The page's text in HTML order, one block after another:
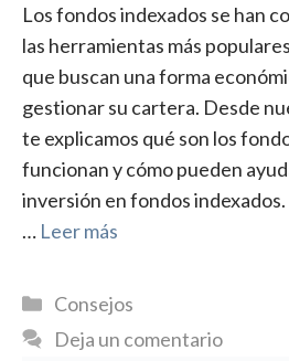
Los fondos indexados se han
las herramientas más
que buscan una forma
gestionar su cartera. Desde
te explicamos qué son los
funcionan y cómo pueden
inversión en fondos
… Leer más
Categorías
Consejos
Deja un comentario